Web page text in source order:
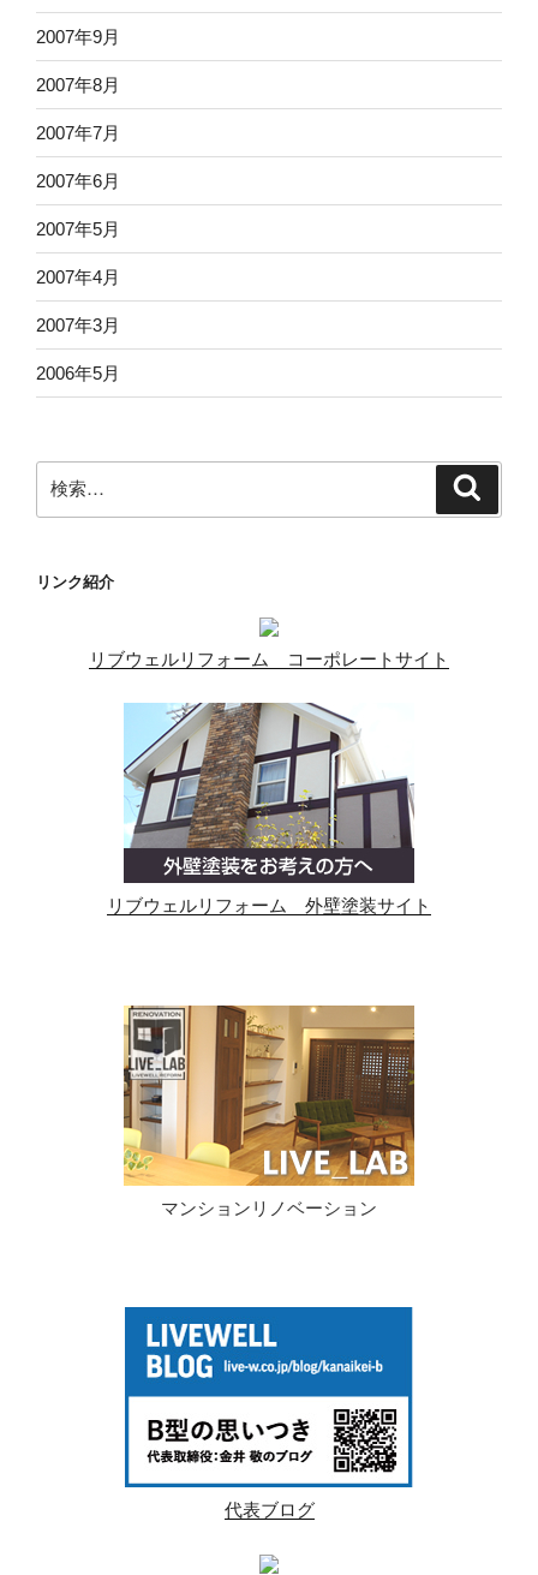
2007年9月
2007年8月
2007年7月
2007年6月
2007年5月
2007年4月
2007年3月
2006年5月
索:
リンク紹介
リブウェルリフォーム コーポレートサイト
リブウェルリフォーム 外壁塗装サイト
マンションリノベーション
代表ブログ